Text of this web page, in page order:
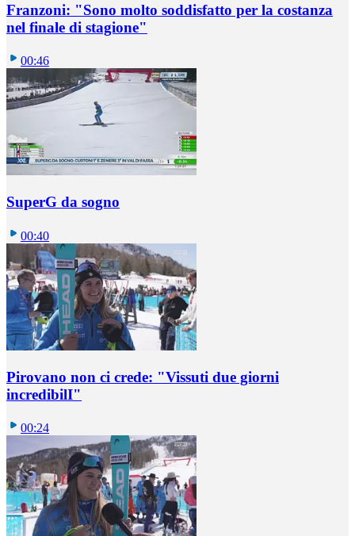
Franzoni: "Sono molto soddisfatto per la costanza
nel finale di stagione"
00:46
SuperG da sogno
00:40
Pirovano non ci crede: "Vissuti due giorni
incredibilI"
00:24